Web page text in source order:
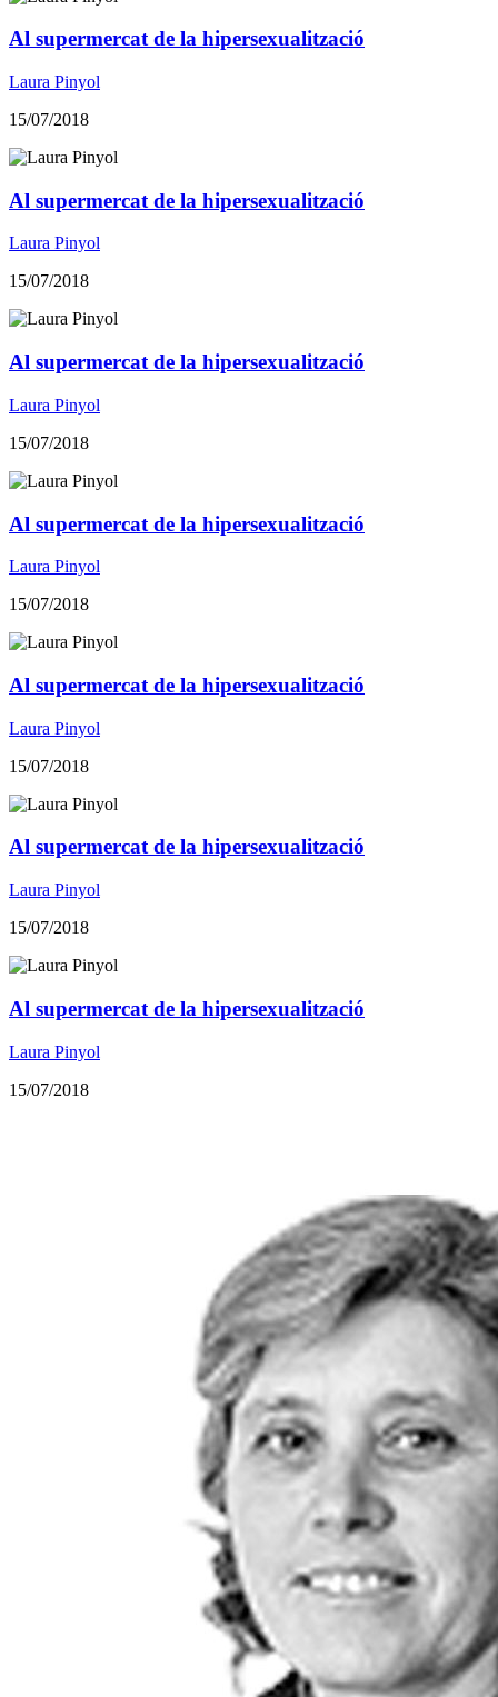
Al supermercat de la hipersexualització
Laura Pinyol
15/07/2018
Al supermercat de la hipersexualització
Laura Pinyol
15/07/2018
Al supermercat de la hipersexualització
Laura Pinyol
15/07/2018
Al supermercat de la hipersexualització
Laura Pinyol
15/07/2018
Al supermercat de la hipersexualització
Laura Pinyol
15/07/2018
Al supermercat de la hipersexualització
Laura Pinyol
15/07/2018
Al supermercat de la hipersexualització
Laura Pinyol
15/07/2018